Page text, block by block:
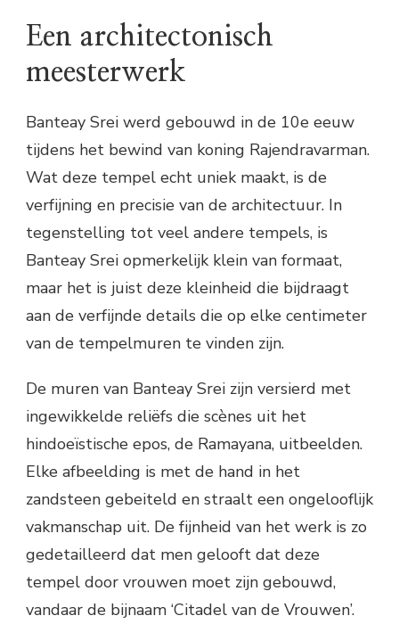
Een architectonisch
meesterwerk
Banteay Srei werd gebouwd in de 10e eeuw
tijdens het bewind van koning Rajendravarman.
Wat deze tempel echt uniek maakt, is de
verfijning en precisie van de architectuur. In
tegenstelling tot veel andere tempels, is
Banteay Srei opmerkelijk klein van formaat,
maar het is juist deze kleinheid die bijdraagt
aan de verfijnde details die op elke centimeter
van de tempelmuren te vinden zijn.
De muren van Banteay Srei zijn versierd met
ingewikkelde reliëfs die scènes uit het
hindoeïstische epos, de Ramayana, uitbeelden.
Elke afbeelding is met de hand in het
zandsteen gebeiteld en straalt een ongelooflijk
vakmanschap uit. De fijnheid van het werk is zo
gedetailleerd dat men gelooft dat deze
tempel door vrouwen moet zijn gebouwd,
vandaar de bijnaam ‘Citadel van de Vrouwen’.